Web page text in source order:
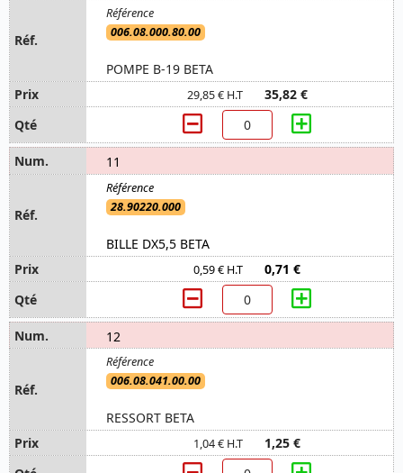
006.08.000.80.00
POMPE B-19 BETA
29,85 € H.T 35,82 €
11
28.90220.000
BILLE DX5,5 BETA
0,59 € H.T 0,71 €
12
006.08.041.00.00
RESSORT BETA
1,04 € H.T 1,25 €